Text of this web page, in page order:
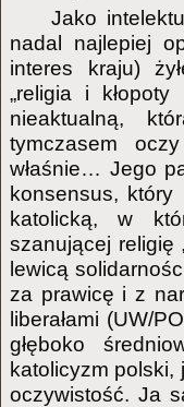
Jako
nadal najlepiej
interes kraju)
„religia i
nieaktualną,
tymczasem
właśnie… Jego
konsensus, który
katolicką, w
szanującej religię
lewicą
za prawicę i z
liberałami (UW/
głęboko
katolicyzm polski,
oczywistość. Ja